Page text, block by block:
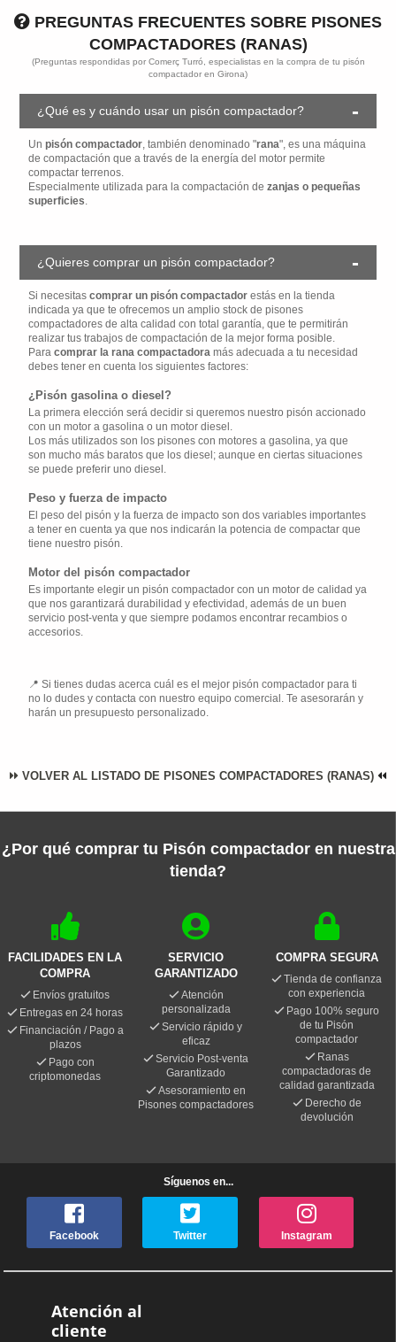
PREGUNTAS FRECUENTES SOBRE PISONES
COMPACTADORES (RANAS)
(Preguntas respondidas por Comerç Turró, especialistas en la compra de tu pisón
compactador en Girona)
¿Qué es y cuándo usar un pisón compactador?
Unpisón compactador, también denominado "rana", es una máquina
de compactación que a través de la energía del motor permite
compactar terrenos.
Especialmente utilizada para la compactación dezanjas o pequeñas
superficies.
¿Quieres comprar un pisón compactador?
Si necesitascomprar un pisón compactador estás en la tienda
indicada ya que te ofrecemos un amplio stock de pisones
compactadores de alta calidad con total garantía, que te permitirán
realizar tus trabajos de compactación de la mejor forma posible.
Paracomprar la rana compactadoramás adecuada a tu necesidad
debes tener en cuenta los siguientes factores:
¿Pisón gasolina o diesel?
La primera elección será decidir si queremos nuestro pisón accionado
con un motor a gasolina o un motor diesel.
Los más utilizados son los pisones con motores a gasolina, ya que
son mucho más baratos que los diesel; aunque en ciertas situaciones
se puede preferir uno diesel.
Peso y fuerza de impacto
El peso del pisón y la fuerza de impacto son dos variables importantes
a tener en cuenta ya que nos indicarán la potencia de compactar que
tiene nuestro pisón.
Motor del pisón compactador
Es importante elegir un pisón compactador con un motor de calidad ya
que nos garantizará durabilidad y efectividad, además de un buen
servicio post-venta y que siempre podamos encontrar recambios o
accesorios.
Si tienes dudas acerca cuál es el mejor pisón compactador para ti
no lo dudes y contacta con nuestro equipo comercial. Te asesorarán y
harán un presupuesto personalizado.
VOLVER AL LISTADO DE PISONES COMPACTADORES (RANAS)
¿Por qué comprar tu Pisón compactador en nuestra
tienda?
FACILIDADES EN LA
COMPRA
Envíos gratuitos
Entregas en 24 horas
Financiación / Pago a
plazos
Pago con
criptomonedas
SERVICIO
GARANTIZADO
Atención
personalizada
Servicio rápido y
eficaz
Servicio Post-venta
Garantizado
Asesoramiento en
Pisones compactadores
COMPRA SEGURA
Tienda de confianza
con experiencia
Pago 100% seguro
de tu Pisón
compactador
Ranas
compactadoras de
calidad garantizada
Derecho de
devolución
Síguenos en...
Facebook Twitter Instagram
Atención al
cliente